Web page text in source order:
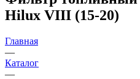
Hilux VIII (15-20)
Главная
—
Каталог
—